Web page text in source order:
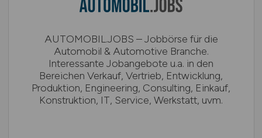
AUTOMOBIL.JOBS – Jobbörse für die
Automobil & Automotive Branche.
Interessante Jobangebote u.a. in den
Bereichen Verkauf, Vertrieb, Entwicklung,
Produktion, Engineering, Consulting, Einkauf,
Konstruktion, IT, Service, Werkstatt, uvm.